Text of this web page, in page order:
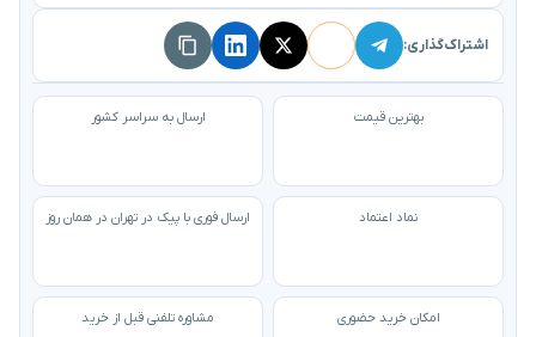
اشتراک‌گذاری:
بهترین قیمت ارسال به سراسر کشور
نماد اعتماد ارسال فوری با پیک در تهران در همان روز
امکان خرید حضوری مشاوره تلفنی قبل از خرید